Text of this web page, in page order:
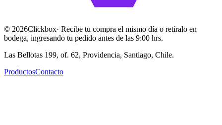
© 2026Clickbox· Recibe tu compra el mismo día o retíralo en
bodega, ingresando tu pedido antes de las 9:00 hrs.
Las Bellotas 199, of. 62, Providencia, Santiago, Chile.
ProductosContacto